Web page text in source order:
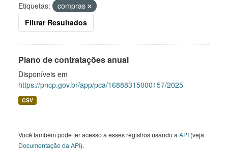
Etiquetas:
compras
Filtrar Resultados
Plano de contratações anual
Disponíveis em
https://pncp.gov.br/app/pca/16888315000157/2025
CSV
Você também pode ter acesso a esses registros usando a API (veja
Documentação da API).